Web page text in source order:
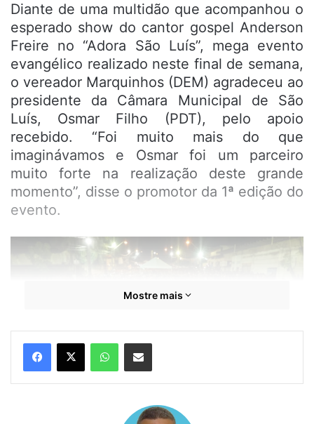
Diante de uma multidão que acompanhou o
esperado show do cantor gospel Anderson
Freire no “Adora São Luís”, mega evento
evangélico realizado neste final de semana,
o vereador Marquinhos (DEM) agradeceu ao
presidente da Câmara Municipal de São
Luís, Osmar Filho (PDT), pelo apoio
recebido. “Foi muito mais do que
imaginávamos e Osmar foi um parceiro
muito forte na realização deste grande
momento”, disse o promotor da 1ª edição do
evento.
Mostre mais